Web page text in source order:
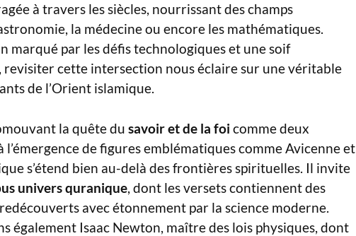
à travers les siècles, nourrissant des champs
la médecine ou encore les mathématiques.
marqué par les défis technologiques et une soif
revisiter cette intersection nous éclaire sur une véritable
de l’Orient islamique.
la quête du savoir et de la foi comme deux
de figures emblématiques comme Avicenne et
s’étend bien au-delà des frontières spirituelles. Il invite
univers quranique , dont les versets contiennent des
avec étonnement par la science moderne.
également Isaac Newton, maître des lois physiques, dont